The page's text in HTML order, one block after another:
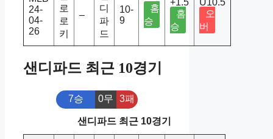
24-
04-
26
로
로
키
–
디
파
드
10-
9
홈
승
+1.5
홈
승
U10.5
오
버
샌디파드 최근 10경기
7승 0무 3패
샌디파드 최근 10경기